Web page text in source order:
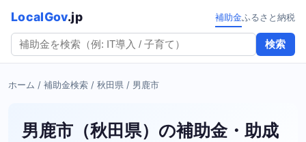
LocalGov.jp
検索
補助金ふるさと納税
ホーム / 補助金検索 / 秋田県 / 男鹿市
男鹿市（秋田県）の補助金・助成